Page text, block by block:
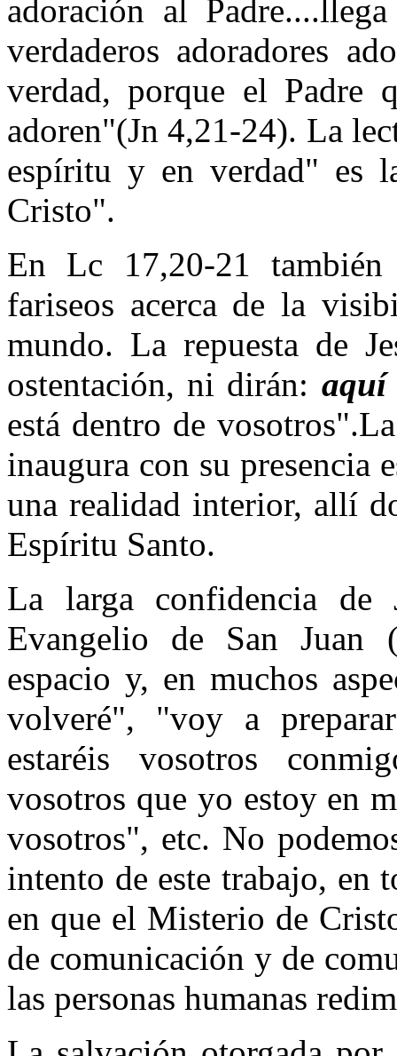
adoración al
verdaderos adoradores
verdad, porque el Padre
adoren"(Jn 4,21-24). La
espíritu y en verdad" es
Cristo".
En Lc 17,20-21 también
fariseos acerca de la
mundo. La repuesta de
ostentación, ni dirán: aquí
está dentro de
inaugura con su presencia
una realidad interior, allí
Espíritu Santo.
La larga confidencia de
Evangelio de San Juan
espacio y, en muchos
volveré", "voy a
estaréis vosotros
vosotros que yo estoy en
vosotros", etc. No
intento de este trabajo, en
en que el Misterio de
de comunicación y de
las personas humanas